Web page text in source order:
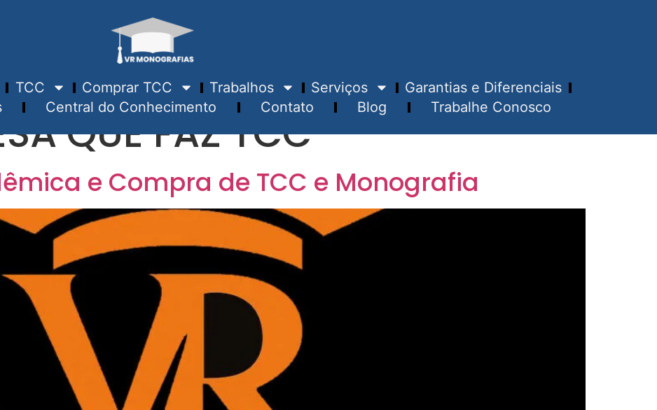
TCC Comprar TCC Trabalhos Serviços
Garantias e Diferenciais
Central do Conhecimento Contato Blog Trabalhe Conosco
QUE FAZ TCC
e Compra de TCC e Monografia